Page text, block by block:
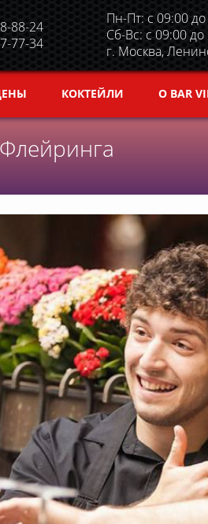
88-24
77-34
Пн-Пт: c 09:00
Сб-Вс: с 09:00 до
г. Москва,
КОКТЕЙЛИ О BAR